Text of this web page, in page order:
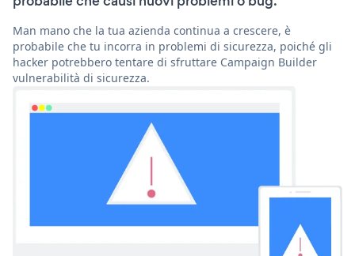
Man mano che la tua azienda continua a crescere, è
probabile che tu incorra in problemi di sicurezza, poiché gli
hacker potrebbero tentare di sfruttare Campaign Builder
vulnerabilità di sicurezza.